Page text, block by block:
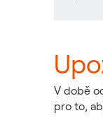
V době
pro to,